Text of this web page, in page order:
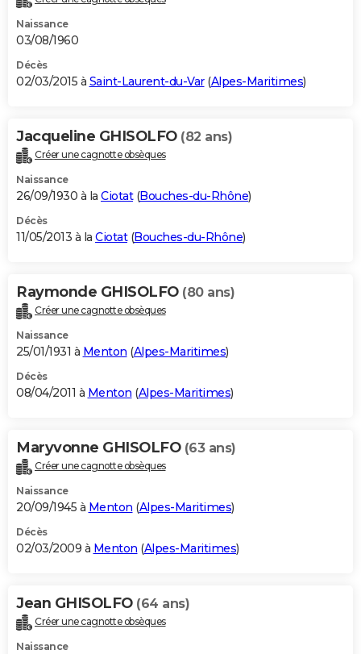
Naissance
03/08/1960
Décès
02/03/2015 à Saint-Laurent-du-Var(Alpes-Maritimes)
Jacqueline GHISOLFO (82 ans)
Créer une cagnotte obsèques
Naissance
26/09/1930 à la Ciotat(Bouches-du-Rhône)
Décès
11/05/2013 à la Ciotat(Bouches-du-Rhône)
Raymonde GHISOLFO (80 ans)
Créer une cagnotte obsèques
Naissance
25/01/1931 à Menton (Alpes-Maritimes)
Décès
08/04/2011 à Menton (Alpes-Maritimes)
Maryvonne GHISOLFO (63 ans)
Créer une cagnotte obsèques
Naissance
20/09/1945 à Menton (Alpes-Maritimes)
Décès
02/03/2009 à Menton (Alpes-Maritimes)
Jean GHISOLFO (64 ans)
Créer une cagnotte obsèques
Naissance